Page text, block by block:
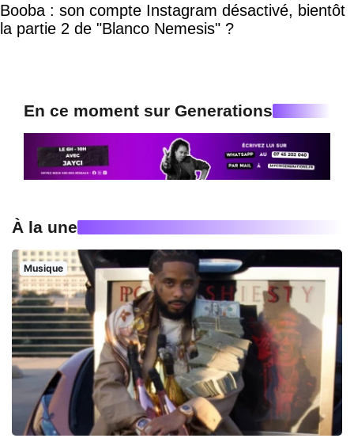
Booba : son compte Instagram désactivé, bientôt
la partie 2 de "Blanco Nemesis" ?
En ce moment sur Generations
À la une
Musique